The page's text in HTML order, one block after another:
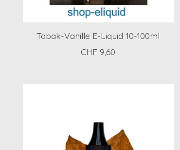
Tabak-Vanille E-Liquid 10-100ml
CHF 9,60